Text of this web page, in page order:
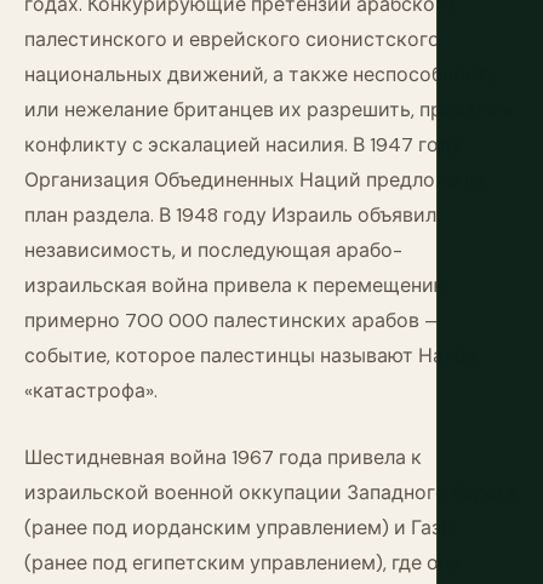
палестинского и еврейского сионистского
национальных движений, а также неспособность
или нежелание британцев их разрешить, привели к
конфликту с эскалацией насилия. В 1947 году
Организация Объединенных Наций предложила
план раздела. В 1948 году Израиль объявил
независимость, и последующая арабо-
израильская война привела к перемещению
примерно 700 000 палестинских арабов —
событие, которое палестинцы называют Накба,
«катастрофа».
Шестидневная война 1967 года привела к
израильской военной оккупации Западного берега
(ранее под иорданским управлением) и Газы
(ранее под египетским управлением), где она